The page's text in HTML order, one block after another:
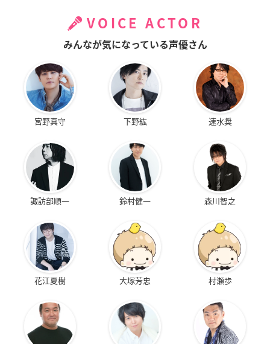
VOICE ACTOR
みんなが気になっている声優さん
宮野真守 下野紘 速水奨
諏訪部順一 鈴村健一 森川智之
花江夏樹 大塚芳忠 村瀬歩